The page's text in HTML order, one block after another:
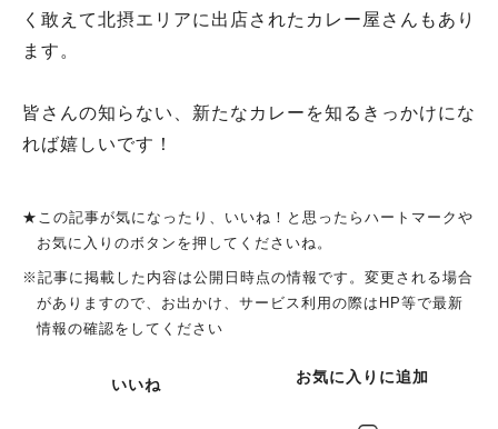
く敢えて北摂エリアに出店されたカレー屋さんもあり
ます。
皆さんの知らない、新たなカレーを知るきっかけにな
れば嬉しいです！
★この記事が気になったり、いいね！と思ったらハートマークや
お気に入りのボタンを押してくださいね。
※記事に掲載した内容は公開日時点の情報です。変更される場合
がありますので、お出かけ、サービス利用の際はHP等で最新
情報の確認をしてください
いいね お気に入りに追加